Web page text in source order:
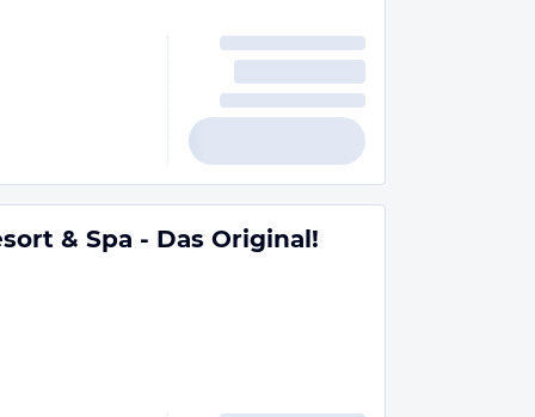
& Spa - Das Original!